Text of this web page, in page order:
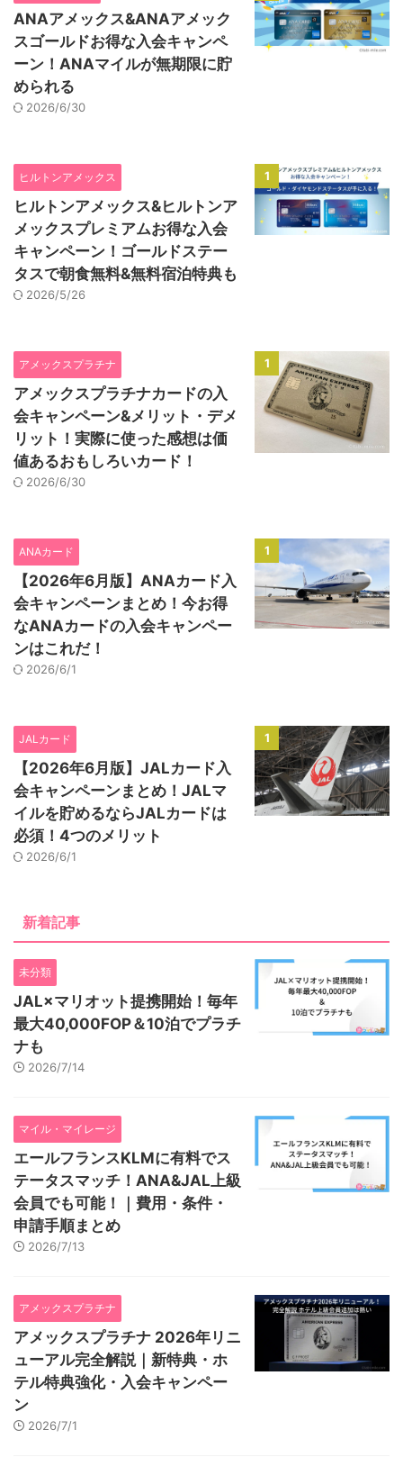
ANAアメックス&ANAアメック
スゴールドお得な入会キャンペ
ーン！ANAマイルが無期限に貯
められる
2026/6/30
1
ヒルトンアメックス
ヒルトンアメックス&ヒルトンア
メックスプレミアムお得な入会
キャンペーン！ゴールドステー
タスで朝食無料&無料宿泊特典も
2026/5/26
1
アメックスプラチナ
アメックスプラチナカードの入
会キャンペーン&メリット・デメ
リット！実際に使った感想は価
値あるおもしろいカード！
2026/6/30
1
ANAカード
【2026年6月版】ANAカード入
会キャンペーンまとめ！今お得
なANAカードの入会キャンペー
ンはこれだ！
2026/6/1
1
JALカード
【2026年6月版】JALカード入
会キャンペーンまとめ！JALマ
イルを貯めるならJALカードは
必須！4つのメリット
2026/6/1
新着記事
未分類
JAL×マリオット提携開始！毎年
最大40,000FOP＆10泊でプラチ
ナも
2026/7/14
マイル・マイレージ
エールフランスKLMに有料でス
テータスマッチ！ANA&JAL上級
会員でも可能！｜費用・条件・
申請手順まとめ
2026/7/13
アメックスプラチナ
アメックスプラチナ 2026年リニ
ューアル完全解説｜新特典・ホ
テル特典強化・入会キャンペー
ン
2026/7/1